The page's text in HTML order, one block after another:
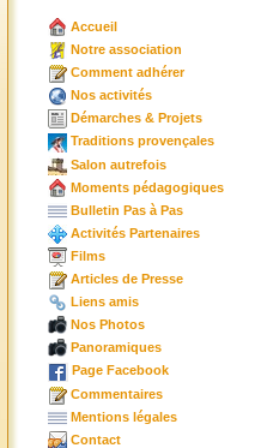
Accueil
Notre association
Comment adhérer
Nos activités
Démarches & Projets
Traditions provençales
Salon autrefois
Moments pédagogiques
Bulletin Pas à Pas
Activités Partenaires
Films
Articles de Presse
Liens amis
Nos Photos
Panoramiques
Page Facebook
Commentaires
Mentions légales
Contact